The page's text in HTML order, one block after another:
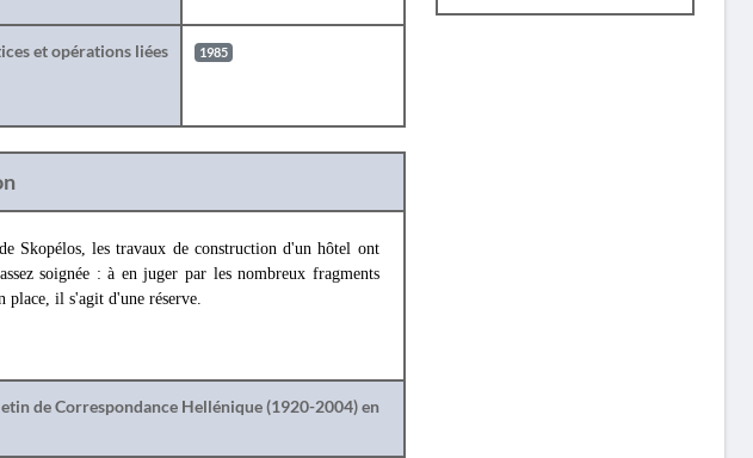
et opérations liées 1985
Skopélos, les travaux de construction d'un hôtel ont
soignée : à en juger par les nombreux fragments
place, il s'agit d'une réserve.
de Correspondance Hellénique (1920-2004) en